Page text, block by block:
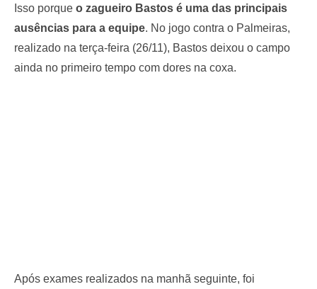
Isso porque o zagueiro Bastos é uma das principais
ausências para a equipe. No jogo contra o Palmeiras,
realizado na terça-feira (26/11), Bastos deixou o campo
ainda no primeiro tempo com dores na coxa.
Após exames realizados na manhã seguinte, foi